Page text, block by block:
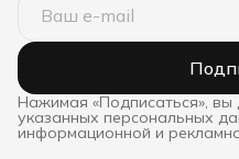
Нажимая «Подписаться», вы
указанных персональных
информационной и